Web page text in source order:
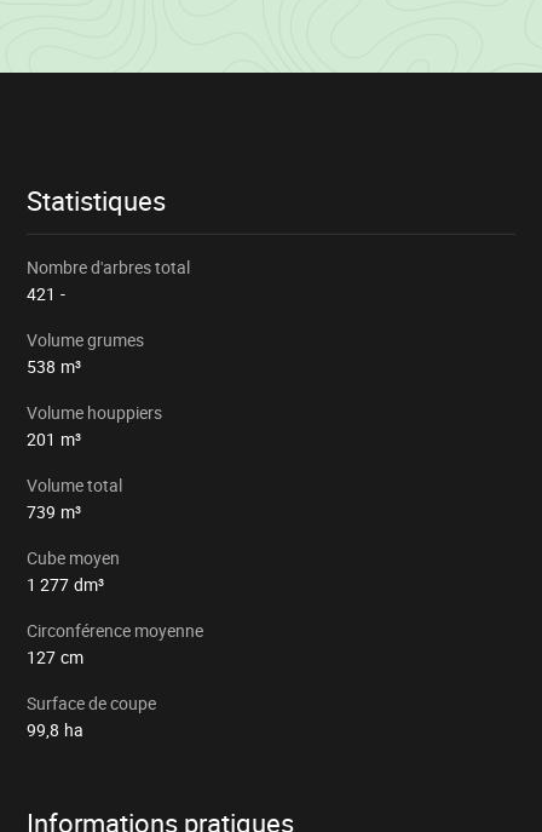
Informations
Statistiques
Nombre d'arbres total
421 -
Volume grumes
538 m³
Volume houppiers
201 m³
Volume total
739 m³
Cube moyen
1 277 dm³
Circonférence moyenne
127 cm
Surface de coupe
99,8 ha